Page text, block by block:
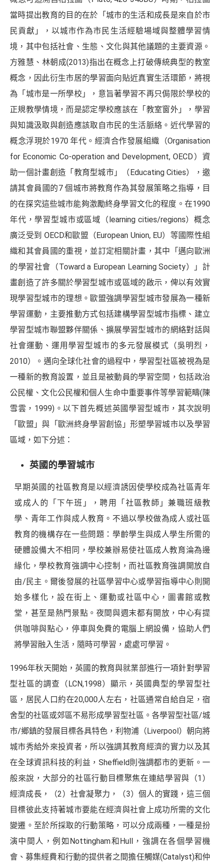
當時提出教育的目的在於「城市的生活和成長是來自於市
民貢獻」，以城市作為市民生活經驗場域與整體學習情
境，其中包括社會、生態、文化與其他議題的主要資源。
方雅慧、林朝成(2013)指出在概念上打破傳統典型的教室
概念，因此衍生市居的學習面向貼近真實生活環節，將視
為「城市是一所學校」，意旨著學習不再只侷限於學校的
正規教學情境，而是認定學校應該在「教室窗外」，學習
與知識汲取與創造應該取自市民的生活脈絡。近代學習的
概念浮現於1970 年代。經濟合作發展組織（Organisation
for Economic Co-operation and Development, OECD）資
助一個計畫創造「教育型城市」（Educating Cities），邀
請其會員國的7 個城市將教育作為其發展策略之指導，目
的在探究這些城市能夠激勵終身學習文化的程度。在1990
年代，學習型城市或區域（learning cities/regions）概念
廣泛受到 OECD和歐盟（European Union, EU）等國際性組
織和其會員國的重視，並訂定相關計畫，其中「邁向歐洲
的學習社會（Toward a European Learning Society）」計
畫創造了許多關於學習型城市或區域的啟示，俾以有效實
現學習型城市的理想。歐盟強調學習型城市發展為一種新
學習運動，主要推動方式包括建構學習型城市指標、建立
學習型城市聯盟夥伴關係、擴展學習型城市的網絡對話與
社會運動、運用學習型城市的多元發展模式（吳明烈，
2010）。邁向全球化社會的過程中，學習型社區被視為是
一種新的教育設置，並且是被動員的學習空間，包括政治
公民權、文化公民權和個人生命中重要事件等學習範疇(陳
雪雲，1999)。以下首先概述英國學習型城市，其次說明
「歐盟」與「歐洲終身學習創協」形塑學習城市以及學習
區域，如下分述：
英國的學習城市
早期英國的社區教育是以經濟誘因使學校成為社區青年
或成人的「下午班」，聘用「社區教師」兼職班級教
學、青年工作與成人教育。不過以學校做為成人或社區
教育的機構存在一些問題：學齡學生與成人學生所需的
硬體設備大不相同，學校兼辦易使社區成人教育淪為邊
緣化，學校教育強調中心控制，而社區教育強調開放自
由/民主。爾後發展的社區學習中心或學習指導中心則開
始多樣化，設在街上、運動或社區中心，圖書館或教
堂，甚至是熱門景點。夜間與週末都有開放，中心有提
供咖啡與點心，停車與免費的電腦上網設備，協助人們
將學習融入生活，隨時可學習，處處可學習。
1996年秋天開始，英國的教育與就業部進行一項針對學習
型社區的調查（LCN,1998）顯示，英國典型的學習型社
區，居民人口約在20,000人左右，社區通常自給自足，宿
舍型的社區或郊區不易形成學習型社區。各學習型社區/城
市/鄉鎮的發展目標各具特色，利物浦（Liverpool）朝向將
城市秀給外來投資者，所以強調其教育經濟的實力以及其
在全球資訊科技的利益，Sheffield則強調都市的更新。一
般來說，大部分的社區行動目標聚焦在連結學習與（1）
經濟成長，（2）社會凝聚力，（3）個人的實踐，這三個
目標彼此支持著城市要能在經濟與社會上成功所需的文化
變遷。至於所採取的行動策略，可以分成兩種，一種是扮
演中間人，例如Nottingham和Hull，強調在各個學習機
會、募集經費和行動的提供者之間擔任觸媒(Catalyst)和仲